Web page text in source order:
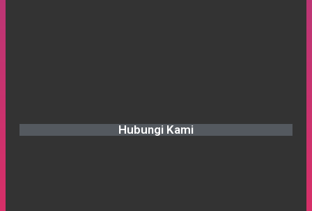
Hubungi Kami